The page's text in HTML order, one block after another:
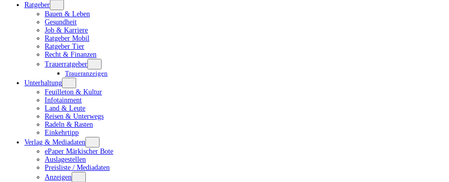
Ratgeber
Bauen & Leben
Gesundheit
Job & Karriere
Ratgeber Mobil
Ratgeber Tier
Recht & Finanzen
Trauerratgeber
Traueranzeigen
Unterhaltung
Feuilleton & Kultur
Infotainment
Land & Leute
Reisen & Unterwegs
Radeln & Rasten
Einkehrtipp
Verlag & Mediadaten
ePaper Märkischer Bote
Auslagestellen
Preisliste / Mediadaten
Anzeigen